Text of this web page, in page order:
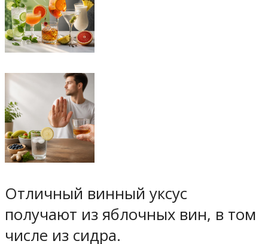
Отличный винный уксус
получают из яблочных вин, в том
числе из сидра.